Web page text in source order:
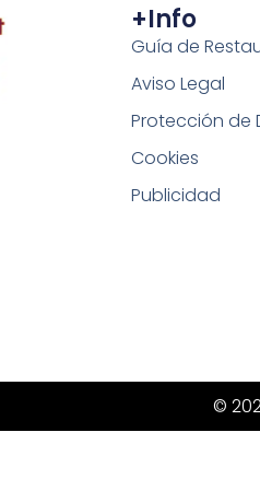
+info
Guía de
Aviso Legal
Protección de
Cookies
Publicidad
©